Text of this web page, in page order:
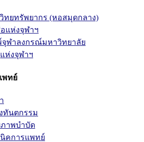
ทยทรัพยากร (หอสมุดกลาง)
แห่งจุฬาฯ
ฬาลงกรณ์มหาวิทยาลัย
ห่งจุฬาฯ
พทย์
ทันตกรรม
าพบำบัด
คการแพทย์